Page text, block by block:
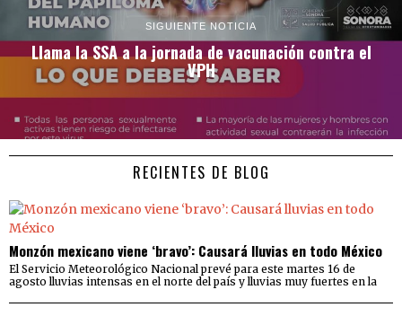
SIGUIENTE NOTICIA
Llama la SSA a la jornada de vacunación contra el
VPH
RECIENTES DE BLOG
Monzón mexicano viene ‘bravo’: Causará lluvias en todo México
El Servicio Meteorológico Nacional prevé para este martes 16 de
agosto lluvias intensas en el norte del país y lluvias muy fuertes en la